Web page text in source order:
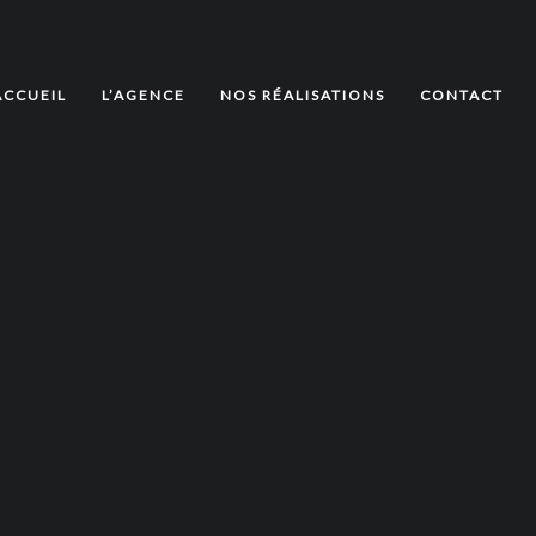
L’AGENCE NOS RÉALISATIONS CONTACT